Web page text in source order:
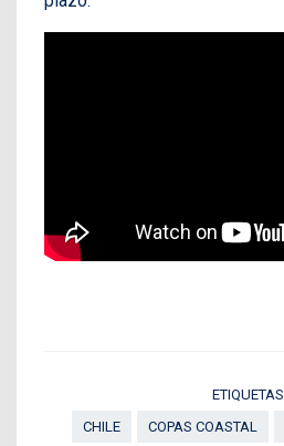
ETIQUETAS
CHILE
COPAS COASTAL